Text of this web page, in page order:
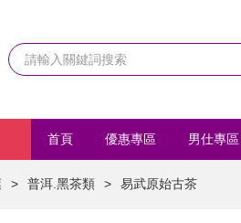
首頁 優惠專區 男仕專區
化妝品 首飾/髮飾
> 普洱.黑茶類 > 易武原始古茶